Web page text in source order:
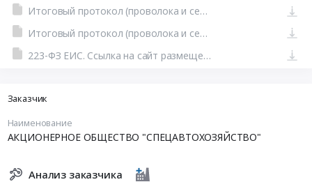
Итоговый протокол (проволока и сетка)
Итоговый протокол (проволока и сетка)
223-ФЗ ЕИС. Ссылка на сайт размещения тендера #801580019571.doc
Заказчик
Наименование
АКЦИОНЕРНОЕ ОБЩЕСТВО "СПЕЦАВТОХОЗЯЙСТВО"
Анализ заказчика